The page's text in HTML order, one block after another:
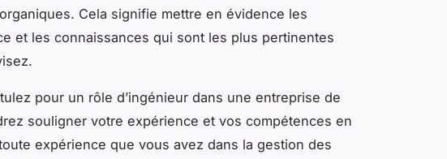
Cela signifie mettre en évidence les
et les connaissances qui sont les plus pertinentes
pour un rôle d’ingénieur dans une entreprise de
souligner votre expérience et vos compétences en
expérience que vous avez dans la gestion des